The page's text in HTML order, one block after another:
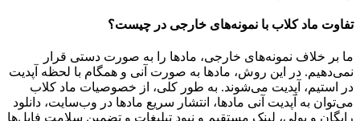
تفاوت ماد کلاب با نمونه‌های خارجی در چیست؟
ما بر خلاف نمونه‌های خارجی، مادها را به صورت دستی قرار
نمی‌دهیم. در این روش، مادها به صورت آنی و همگام با لحظه آپدیت
در استیم، آپدیت می‌شوند. به طور کلی، از خصوصیات ماد کلاب
می‌‌توان به آپدیت آنی مادها، انتشار سریع مادها در وب‌سایت، دانلود
رایگان و پولی، لینک مستقیم و نبود تبلیغات و تضمین سلامت فایل‌ها